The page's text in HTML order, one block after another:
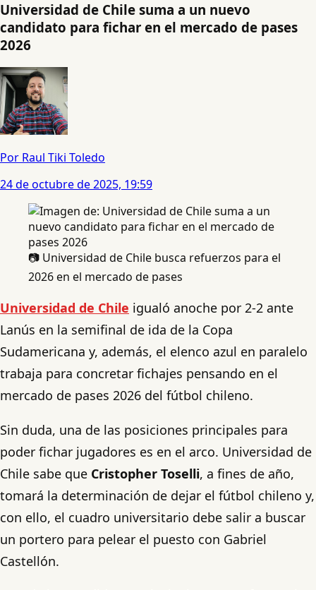
Universidad de Chile suma a un nuevo
candidato para fichar en el mercado de pases
2026
Por Raul Tiki Toledo
24 de octubre de 2025, 19:59
📷 Universidad de Chile busca refuerzos para el
2026 en el mercado de pases
Universidad de Chile igualó anoche por 2-2 ante
Lanús en la semifinal de ida de la Copa
Sudamericana y, además, el elenco azul en paralelo
trabaja para concretar fichajes pensando en el
mercado de pases 2026 del fútbol chileno.
Sin duda, una de las posiciones principales para
poder fichar jugadores es en el arco. Universidad de
Chile sabe que Cristopher Toselli, a fines de año,
tomará la determinación de dejar el fútbol chileno y,
con ello, el cuadro universitario debe salir a buscar
un portero para pelear el puesto con Gabriel
Castellón.